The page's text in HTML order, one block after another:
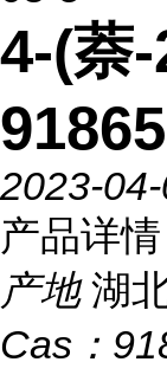
4-(萘
2023-
产品详情
产地 湖
Cas：